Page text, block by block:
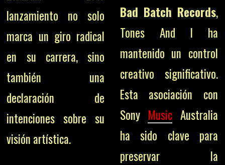
lanzamiento no solo
marca un giro radical
en su carrera, sino
también una
declaración de
intenciones sobre su
visión artística.
Bad Batch Records,
Tones And I ha
mantenido un control
creativo significativo.
Esta asociación con
Sony MusicAustralia
ha sido clave para
preservar la